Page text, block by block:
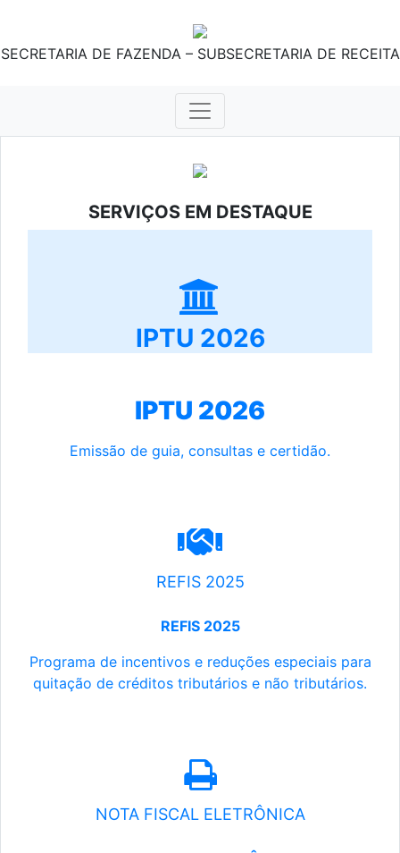
SECRETARIA DE FAZENDA – SUBSECRETARIA DE RECEITA
SERVIÇOS EM DESTAQUE
IPTU 2026
IPTU 2026
Emissão de guia, consultas e certidão.
REFIS 2025
REFIS 2025
Programa de incentivos e reduções especiais para
quitação de créditos tributários e não tributários.
NOTA FISCAL ELETRÔNICA